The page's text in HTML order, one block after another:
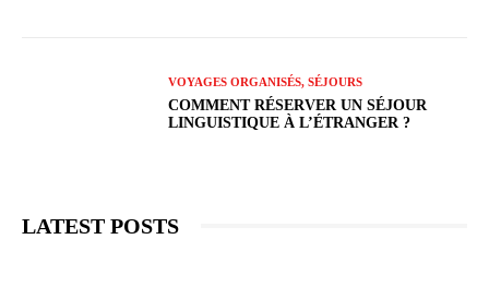
VOYAGES ORGANISÉS, SÉJOURS
COMMENT RÉSERVER UN SÉJOUR
LINGUISTIQUE À L’ÉTRANGER ?
LATEST POSTS